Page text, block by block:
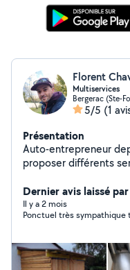
Florent
Multiservices
Bergerac (Ste-
5/5 (1
Présentation
Auto-entrepreneur
proposer différents services tel
taille d'arbustes) -
flottant, sol vinyle,
Installation d'abris de jardin - Petit travaux
toiture Étant certifié au service à la personne, vous
pouvez bénéficier
Dernier avis laissé
Il y a 2 mois
Ponctuel très sympathique